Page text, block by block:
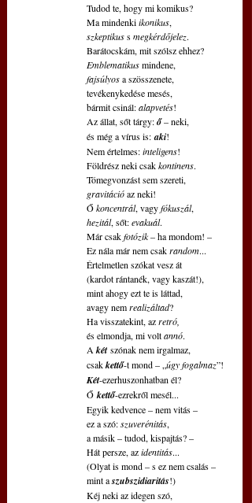
Tudod te, hogy mi komikus?
Ma mindenki ikonikus,
szkeptikus s megkérdőjelez.
Barátocskám, mit szólsz ehhez?
Emblematikus mindene,
fajsúlyos a szösszenete,
tevékenykedése mesés,
bármit csinál: alapvetés!
Az állat, sőt tárgy: ő – neki,
és még a vírus is: aki!
Nem értelmes: inteligens!
Földrész neki csak kontinens.
Tömegvonzást sem szereti,
gravitáció az neki!
Ő koncentrál, vagy fókuszál,
hezitál, sőt: evakuál.
Már csak fotózik – ha mondom! –
Ez nála már nem csak random...
Értelmetlen szókat vesz át
(kardot rántanék, vagy kaszát!),
mint ahogy ezt te is láttad,
avagy nem realizáltad?
Ha visszatekint, az retró,
és elmondja, mi volt annó.
A két szónak nem irgalmaz,
csak kettő-t mond – „úgy fogalmaz”!
Két-ezerhuszonhatban él?
Ő kettő-ezrekről mesél...
Egyik kedvence – nem vitás –
ez a szó: szuverénitás,
a másik – tudod, kispajtás? –
Hát persze, az identitás...
(Olyat is mond – s ez nem csalás –
mint a szubszidiaritás!)
Kéj neki az idegen szó,